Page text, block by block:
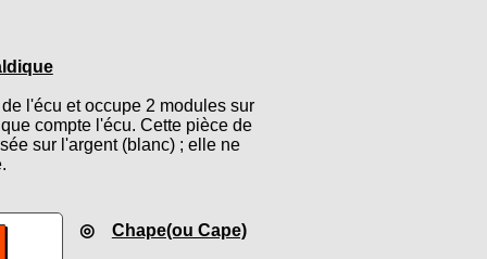
l'écu et occupe 2 modules sur
compte l'écu. Cette pièce de
sur l'argent (blanc) ; elle ne
◎ Chape(ou Cape)